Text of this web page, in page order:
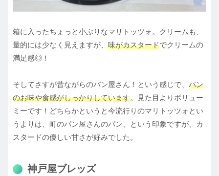
箱に入ったちょっと小ぶりなマリトッツォ。クリームも、
量的には少なく見えますが、 味がカスタードでクリームの
満足感◎！
そしてさすが昔ながらのパン屋さん！という感じで、 パン
のお味や食感がしっかりしています。見た目よりボリュー
ミーです！どちらかというと今流行りのマリトッツォとい
うよりは、町のパン屋さんのパン、という印象ですが、カ
スタードの優しい甘さが好みでした。
神戸屋ブレッズ